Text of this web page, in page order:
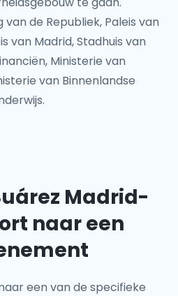
de Republiek, Paleis van
van Madrid, Stadhuis van
Ministerie van
van Binnenlandse
Madrid-
naar een
een van de specifieke